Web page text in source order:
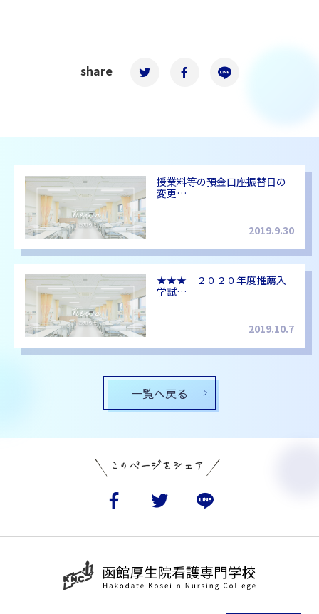
share
授業料等の預金口座振替日の
変更…
2019.9.30
一覧へ戻る
★★★ ２０２０年度推薦入
学試…
2019.10.7